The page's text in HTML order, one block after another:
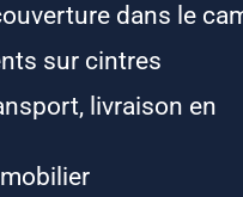
dans le
sur cintres
livraison en